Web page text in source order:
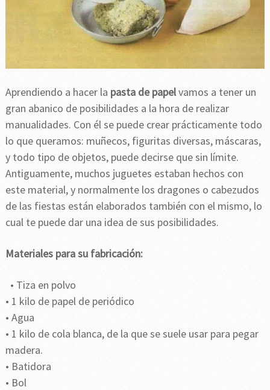
Aprendiendo a hacer la pasta de papelvamos a tener un
gran abanico de posibilidades a la hora de realizar
manualidades. Con él se puede crear prácticamente todo
lo que queramos: muñecos, figuritas diversas, máscaras,
y todo tipo de objetos, puede decirse que sin límite.
Antiguamente, muchos juguetes estaban hechos con
este material, y normalmente los dragones o cabezudos
de las fiestas están elaborados también con el mismo, lo
cual te puede dar una idea de sus posibilidades.
Materiales para su fabricación:
• Tiza en polvo
• 1 kilo de papel de periódico
• Agua
• 1 kilo de cola blanca, de la que se suele usar para pegar
madera.
• Batidora
• Bol